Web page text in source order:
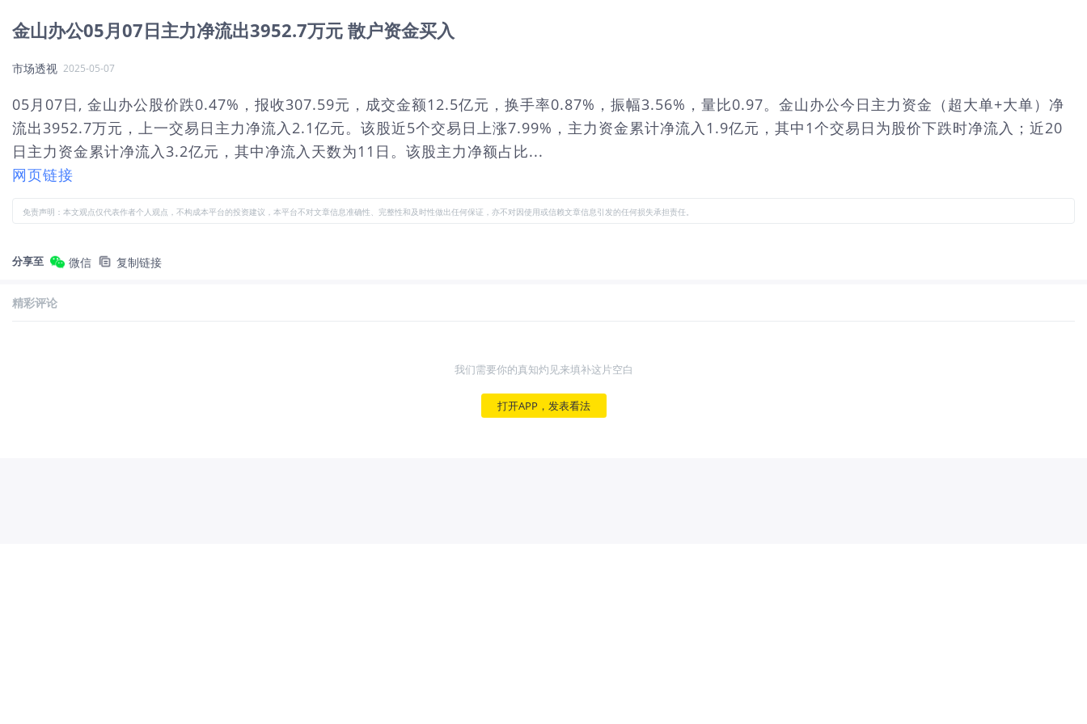
金山办公05月07日主力净流出3952.7万元 散户资金买入
市场透视 2025-05-07
05月07日, 金山办公股价跌0.47%，报收307.59元，成交金额12.5亿元，换手率0.87%，振幅3.56%，量比0.97。金山办公今日主力资金（超大单+大单）净
流出3952.7万元，上一交易日主力净流入2.1亿元。该股近5个交易日上涨7.99%，主力资金累计净流入1.9亿元，其中1个交易日为股价下跌时净流入；近20
日主力资金累计净流入3.2亿元，其中净流入天数为11日。该股主力净额占比...
网页链接
免责声明：本文观点仅代表作者个人观点，不构成本平台的投资建议，本平台不对文章信息准确性、完整性和及时性做出任何保证，亦不对因使用或信赖文章信息引发的任何损失承担责任。
分享至 微信 复制链接
精彩评论
我们需要你的真知灼见来填补这片空白
打开APP，发表看法